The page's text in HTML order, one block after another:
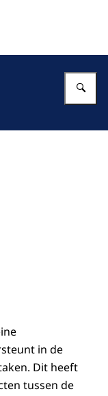
Koning
in de
Dit heeft
tussen de